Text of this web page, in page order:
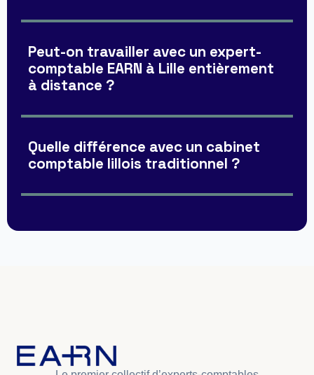
Peut-on travailler avec un expert-
comptable EARN à Lille entièrement
à distance ?
Quelle différence avec un cabinet
comptable lillois traditionnel ?